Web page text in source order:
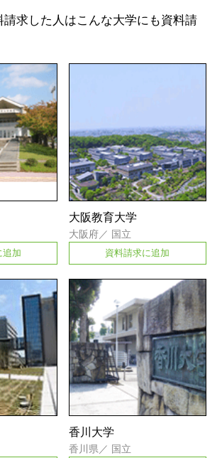
請求した人はこんな大学にも資料請
追加
大阪教育大学
大阪府／ 国立
資料請求に追加
香川大学
香川県 ／ 国立